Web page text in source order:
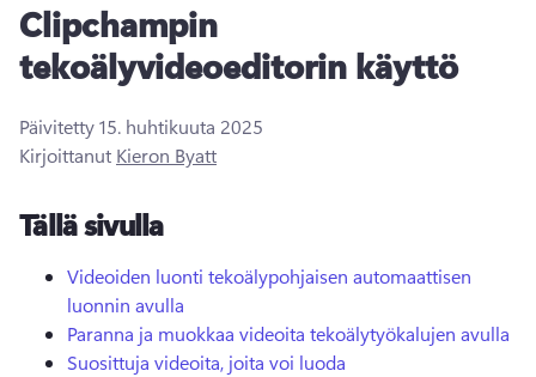
Kirjaudu sisään
Clipchampin
tekoälyvideoeditorin käyttö
Päivitetty15. huhtikuuta 2025
Kirjoittanut Kieron Byatt
Tällä sivulla
Videoiden luonti tekoälypohjaisen automaattisen
luonnin avulla
Paranna ja muokkaa videoita tekoälytyökalujen avulla
Suosittuja videoita, joita voi luoda